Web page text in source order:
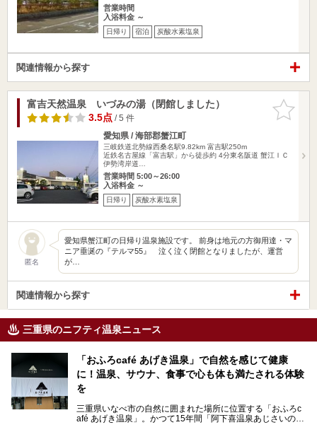
営業時間
入浴料金 ～
日帰り 宿泊 炭酸水素塩泉
関連情報から探す
お気に入
りに追加
富吉天然温泉 いづみの湯（閉館しました）
3.5点/ 5 件
愛知県 / 海部郡蟹江町
三岐鉄道北勢線西桑名駅9.82km 富吉駅250m
近鉄名古屋線「富吉駅」から徒歩約 4分東名阪道 蟹江ＩＣ
伊勢湾岸道…
営業時間 5:00～26:00
入浴料金 ～
日帰り 炭酸水素塩泉
匿名
愛知県蟹江町の日帰り温泉施設です。 前身は地元の方御用達・マ
ニア垂涎の『テルマ55』 泣く泣く閉館となりましたが、運営
が…
関連情報から探す
三重県のニフティ温泉ニュース
「おふろcafé あげき温泉」で自然を感じて健康
に！温泉、サウナ、食事で心も体も満たされる体験
を
三重県いなべ市の自然に囲まれた場所に位置する「おふろc
afé あげき温泉」。かつて15年間「阿下喜温泉あじさいの